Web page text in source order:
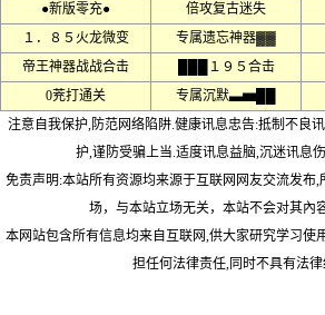
●新版零充●
倍攻复古迷失
１．８５火龙微变
专属遗忘神器▓▓
帝王神器战战合击
███１９５合击
0茺打通关
专属沉默▃▅██
注意自我保护,防范网络陷阱.健康讯息忠告:抵制不良
护,谨防受骗上当.适度讯息益脑,沉迷讯息
免责声明:本站所有资源均来源于互联网网友交流发布
场，与本站立场无关，本站不会对其內
本网站包含所有信息均来自互联网,供大家研究学习使
担任何法律责任,同时不具有法律